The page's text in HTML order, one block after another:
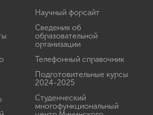
Научный форсайт
Сведения об
образовательной
организации
Телефонный справочник
Подготовительные курсы
2024-2025
Студенческий
многофункциональный